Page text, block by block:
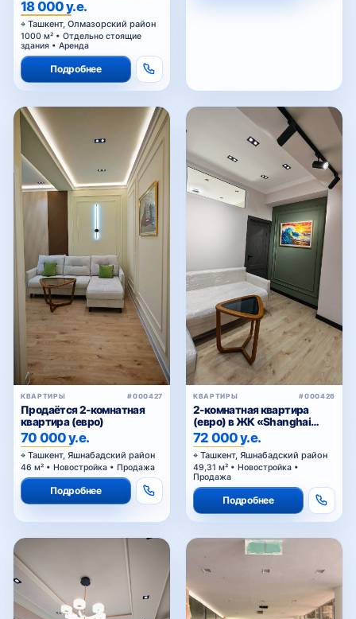
Ташкент, Олмазорский район
1000 м² • Отдельно стоящие
здания • Аренда
Подробнее
КВАРТИРЫ #000427
Продаётся 2-комнатная
квартира (евро)
70 000 у.е.
Ташкент, Яшнабадский район
46 м² • Новостройка • Продажа
Подробнее
КВАРТИРЫ #000426
2-комнатная квартира
(евро) в ЖК «Shanghai
Residence (China House)»
72 000 у.е.
Ташкент, Яшнабадский район
49,31 м² • Новостройка •
Продажа
Подробнее